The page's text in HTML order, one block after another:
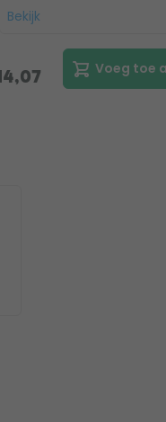
Bekijk
Voeg toe